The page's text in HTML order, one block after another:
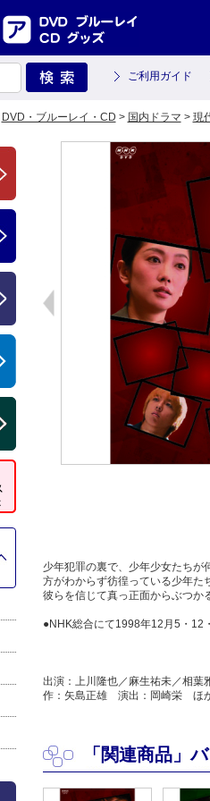
ご利用ガイド
DVD・ブルーレイ・CD > 国内ドラマ > 現
少年犯罪の裏で、少年少女たちが
方がわからず彷徨っている少年た
彼らを信じて真っ正面からぶつか
●NHK総合にて1998年12月5・12
出演：上川隆也／麻生祐未／相
作：矢島正雄 演出：岡崎栄 ほ
「関連商品」